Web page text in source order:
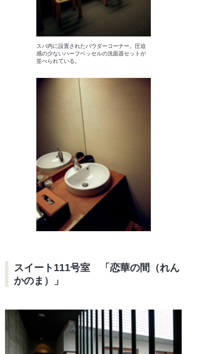
スパ内に設置されたパウダーコーナー。圧迫
感の少ないハーフベッセルの洗面器セットが
並べられている。
スイート111号室 「恋華の間（れん
かのま）」